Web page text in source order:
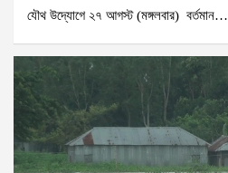
যৌথ উদ্যোগে ২৭ আগস্ট (মঙ্গলবার) বর্তমান…